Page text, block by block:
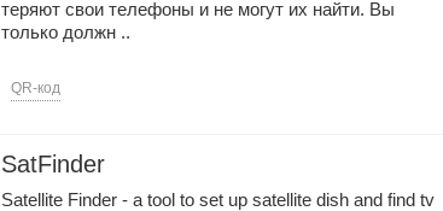
теряют свои телефоны и не могут их найти. Вы
только должн ..
QR-код
SatFinder
Satellite Finder - a tool to set up satellite dish and find tv